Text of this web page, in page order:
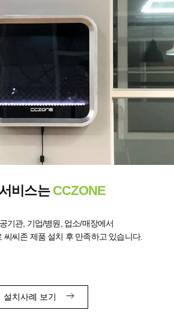
비스는 CCZONE
기관, 기업/병원, 업소/매장에서
씨씨존 제품 설치 후 만족하고 있습니다.
설치사례 보기